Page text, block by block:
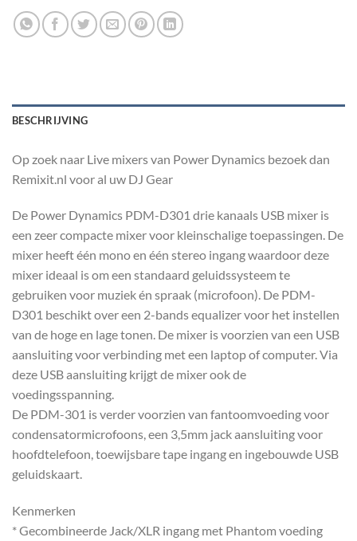
BESCHRIJVING
Op zoek naar Live mixers van Power Dynamics bezoek dan
Remixit.nl voor al uw DJ Gear
De Power Dynamics PDM-D301 drie kanaals USB mixer is
een zeer compacte mixer voor kleinschalige toepassingen. De
mixer heeft één mono en één stereo ingang waardoor deze
mixer ideaal is om een standaard geluidssysteem te
gebruiken voor muziek én spraak (microfoon). De PDM-
D301 beschikt over een 2-bands equalizer voor het instellen
van de hoge en lage tonen. De mixer is voorzien van een USB
aansluiting voor verbinding met een laptop of computer. Via
deze USB aansluiting krijgt de mixer ook de
voedingsspanning.
De PDM-301 is verder voorzien van fantoomvoeding voor
condensatormicrofoons, een 3,5mm jack aansluiting voor
hoofdtelefoon, toewijsbare tape ingang en ingebouwde USB
geluidskaart.
Kenmerken
* Gecombineerde Jack/XLR ingang met Phantom voeding